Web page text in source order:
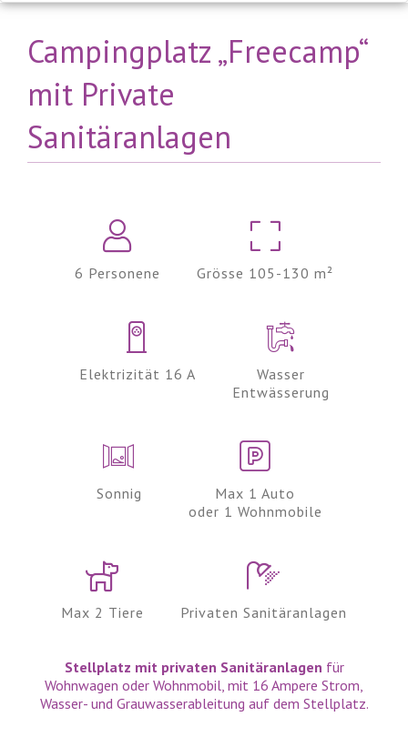
Campingplatz „Freecamp“
mit Private
Sanitäranlagen
6 Personene Grösse 105-130 m²
Elektrizität 16 A
Wasser
Entwässerung
Sonnig
Max 1 Auto
oder 1 Wohnmobile
Max 2 Tiere Privaten Sanitäranlagen
Stellplatz mit privaten Sanitäranlagen für
Wohnwagen oder Wohnmobil, mit 16 Ampere Strom,
Wasser- und Grauwasserableitung auf dem Stellplatz.